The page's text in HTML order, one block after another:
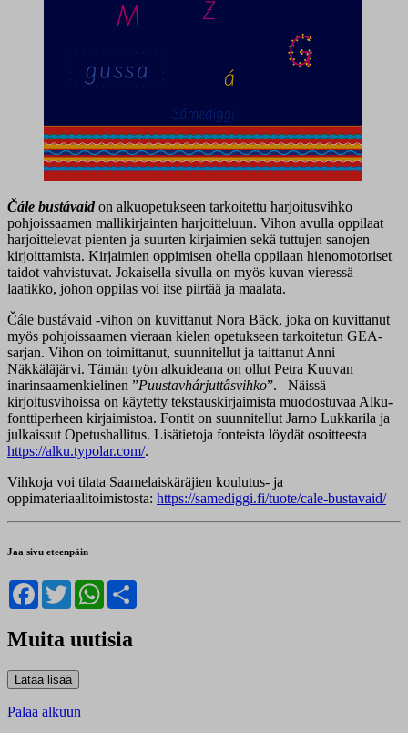
Čále bustávaid on alkuopetukseen tarkoitettu harjoitusvihko
pohjoissaamen mallikirjainten harjoitteluun. Vihon avulla oppilaat
harjoittelevat pienten ja suurten kirjaimien sekä tuttujen sanojen
kirjoittamista. Kirjaimien oppimisen ohella oppilaan hienomotoriset
taidot vahvistuvat. Jokaisella sivulla on myös kuvan vieressä
laatikko, johon oppilas voi itse piirtää ja maalata.
Čále bustávaid -vihon on kuvittanut Nora Bäck, joka on kuvittanut
myös pohjoissaamen vieraan kielen opetukseen tarkoitetun GEA-
sarjan. Vihon on toimittanut, suunnitellut ja taittanut Anni
Näkkäläjärvi. Tämän työn alkuideana on ollut Petra Kuuvan
inarinsaamenkielinen ”Puustavhárjuttâsvihko”. Näissä
kirjoitusvihoissa on käytetty tekstauskirjaimista muodostuvaa Alku-
fonttiperheen kirjaimistoa. Fontit on suunnitellut Jarno Lukkarila ja
julkaissut Opetushallitus. Lisätietoja fonteista löydät osoitteesta
https://alku.typolar.com/.
Vihkoja voi tilata Saamelaiskäräjien koulutus- ja
oppimateriaalitoimistosta: https://samediggi.fi/tuote/cale-bustavaid/
Jaa sivu eteenpäin
Facebook
TwitterWhatsApp
Muita uutisia
Palaa alkuun